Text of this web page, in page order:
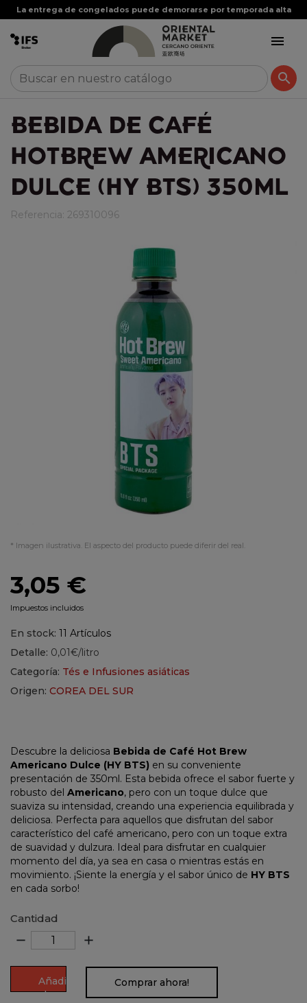
La entrega de congelados puede demorarse por temporada alta


BEBIDA DE CAFÉ
HOTBREW AMERICANO
DULCE (HY BTS) 350ML
Referencia: 269310096
* Imagen ilustrativa. El aspecto del producto puede diferir del real.
3,05 €
Impuestos incluidos
En stock: 11 Artículos
Detalle: 0,01€/litro
Categoría: Tés e Infusiones asiáticas
Origen: COREA DEL SUR
Descubre la deliciosa Bebida de Café Hot Brew
Americano Dulce (HY BTS) en su conveniente
presentación de 350ml. Esta bebida ofrece el sabor fuerte y
robusto del Americano, pero con un toque dulce que
suaviza su intensidad, creando una experiencia equilibrada y
deliciosa. Perfecta para aquellos que disfrutan del sabor
característico del café americano, pero con un toque extra
de suavidad y dulzura. Ideal para disfrutar en cualquier
momento del día, ya sea en casa o mientras estás en
movimiento. ¡Siente la energía y el sabor único de HY BTS
en cada sorbo!
Cantidad
remove add
Añadir
al
Comprar ahora!